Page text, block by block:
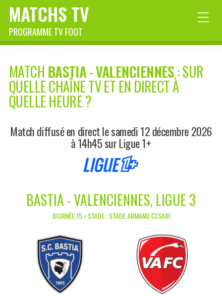
MATCHS TV
PROGRAMME TV FOOT
MATCH BASTIA-VALENCIENNES: SUR
QUELLE CHAÎNE TV ET EN DIRECT À
QUELLE HEURE ?
Match diffusé en direct le samedi 12 décembre 2026
à 14h45 sur Ligue 1+
BASTIA - VALENCIENNES, LIGUE 3
JOURNÉE 15 • STADE : STADE ARMAND CESARI